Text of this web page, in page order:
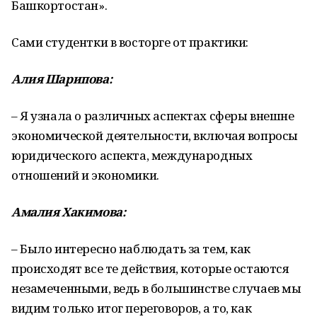
Башкортостан».
Сами студентки в восторге от практики:
Алия Шарипова:
– Я узнала о различных аспектах сферы внешне
экономической деятельности, включая вопросы
юридического аспекта, международных
отношений и экономики.
Амалия Хакимова:
– Было интересно наблюдать за тем, как
происходят все те действия, которые остаются
незамеченными, ведь в большинстве случаев мы
видим только итог переговоров, а то, как